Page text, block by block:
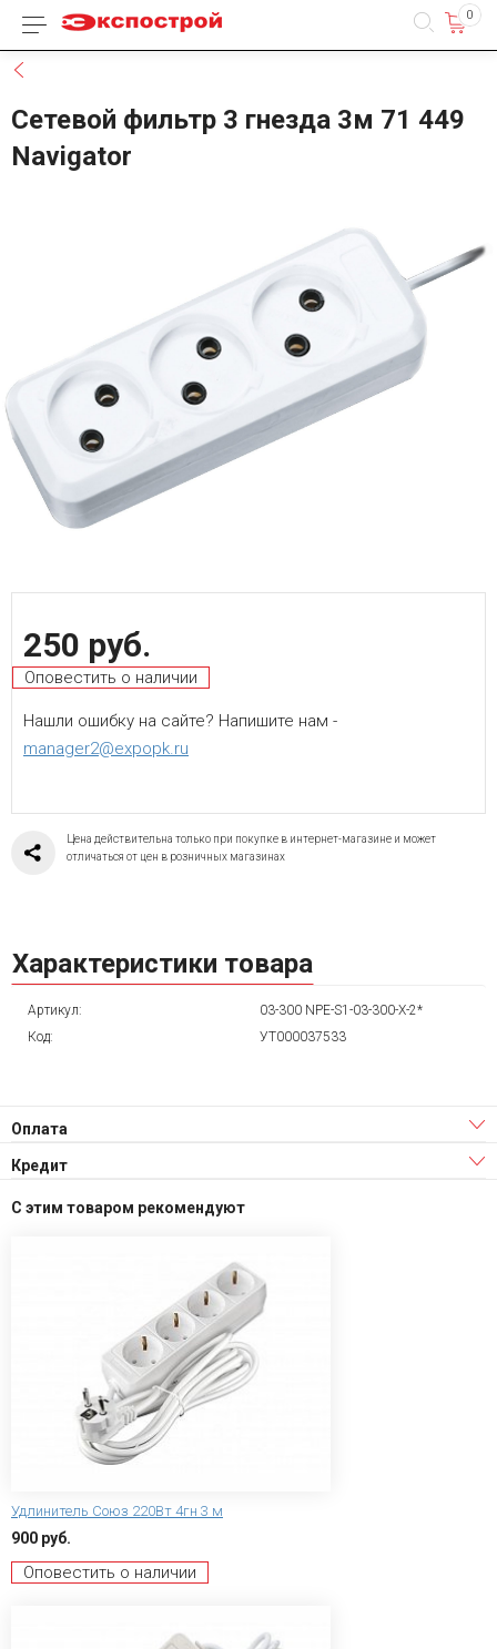
Каталог товаров 0
Сетевой фильтр 3 гнезда 3м 71 449
Navigator
250 руб.
Оповестить о наличии
Нашли ошибку на сайте? Напишите нам -
manager2@expopk.ru
Цена действительна только при покупке в интернет-магазине и может
отличаться от цен в розничных магазинах
Характеристики товара
Артикул:
03-300 NPE-S1-03-300-X-2*
Код:
УТ000037533
Оплата
Кредит
С этим товаром рекомендуют
Удлинитель Союз 220Вт 4гн 3 м
900 руб.
Оповестить о наличии